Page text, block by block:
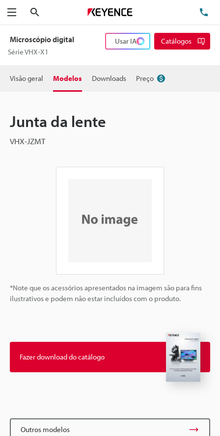
Menu
Microscópio digital
Série VHX-X1
Usar IA Catálogos
Visão geral Modelos Downloads Preço
Junta da lente
VHX-JZMT
*Note que os acessórios apresentados na imagem são para fins
ilustrativos e podem não estar incluídos com o produto.
Fazer download do catálogo
Outros modelos